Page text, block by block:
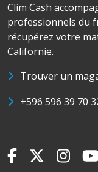
Clim Cash
professionnels du
récupérez votre
Californie.
Trouver un
+596 596 39 70